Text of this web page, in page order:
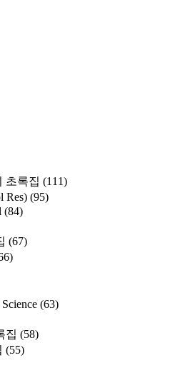
초록집 (111)
Res) (95)
(84)
(67)
(63)
집 (58)
(55)